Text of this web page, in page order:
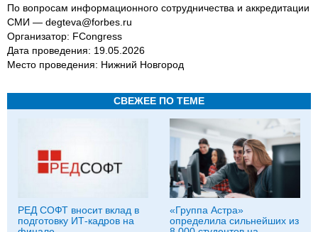
По вопросам информационного сотрудничества и аккредитации
СМИ — degteva@forbes.ru
Организатор: FCongress
Дата проведения: 19.05.2026
Место проведения: Нижний Новгород
СВЕЖЕЕ ПО ТЕМЕ
РЕД СОФТ вносит вклад в
подготовку ИТ‑кадров на
«Группа Астра»
определила сильнейших из